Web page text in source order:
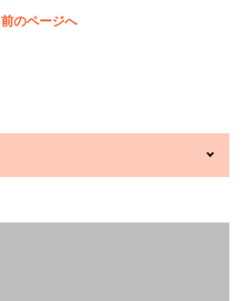
前のページへ